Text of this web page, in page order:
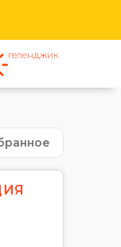
геленджик